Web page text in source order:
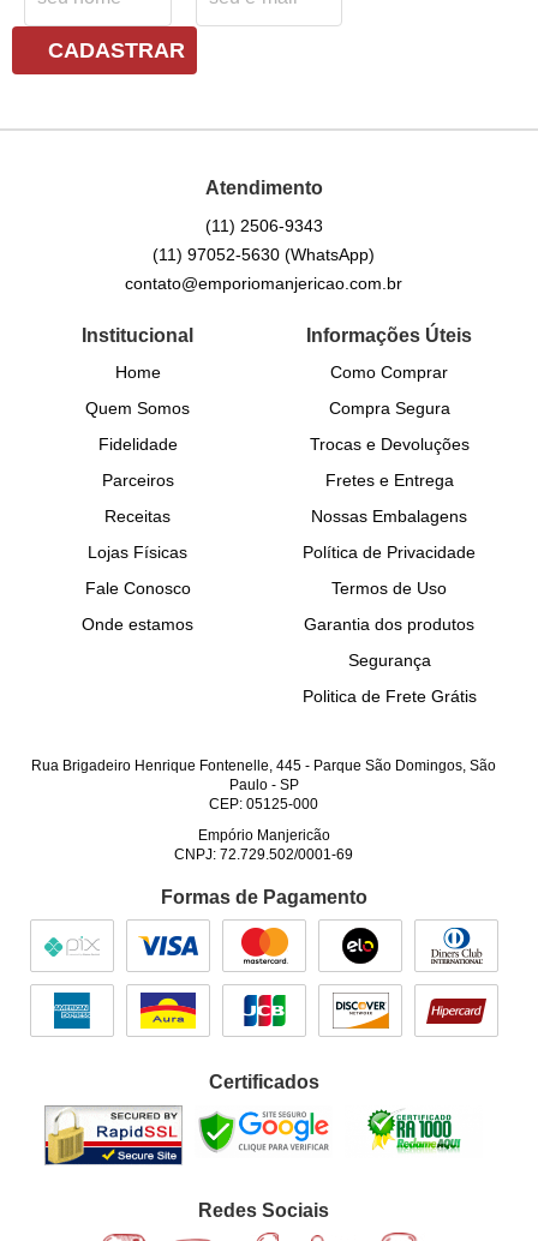
CADASTRAR
Atendimento
(11) 2506-9343
(11) 97052-5630(WhatsApp)
contato@emporiomanjericao.com.br
Institucional
Home
Quem Somos
Fidelidade
Parceiros
Receitas
Lojas Físicas
Fale Conosco
Onde estamos
Informações Úteis
Como Comprar
Compra Segura
Trocas e Devoluções
Fretes e Entrega
Nossas Embalagens
Política de Privacidade
Termos de Uso
Garantia dos produtos
Segurança
Politica de Frete Grátis
Rua Brigadeiro Henrique Fontenelle, 445 - Parque São Domingos, São
Paulo- SP
CEP: 05125-000
Empório Manjericão
CNPJ: 72.729.502/0001-69
Formas de Pagamento
Certificados
Redes Sociais